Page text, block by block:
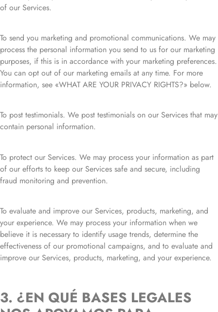
of our Services.
To send you marketing and promotional communications. We may
process the personal information you send to us for our marketing
purposes, if this is in accordance with your marketing preferences.
You can opt out of our marketing emails at any time. For more
information, see «WHAT ARE YOUR PRIVACY RIGHTS?» below.
To post testimonials. We post testimonials on our Services that may
contain personal information.
To protect our Services. We may process your information as part
of our efforts to keep our Services safe and secure, including
fraud monitoring and prevention.
To evaluate and improve our Services, products, marketing, and
your experience. We may process your information when we
believe it is necessary to identify usage trends, determine the
effectiveness of our promotional campaigns, and to evaluate and
improve our Services, products, marketing, and your experience.
3. ¿EN QUÉ BASES LEGALES